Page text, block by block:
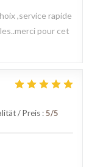
,service rapide
pour cet
/ Preis :5/5